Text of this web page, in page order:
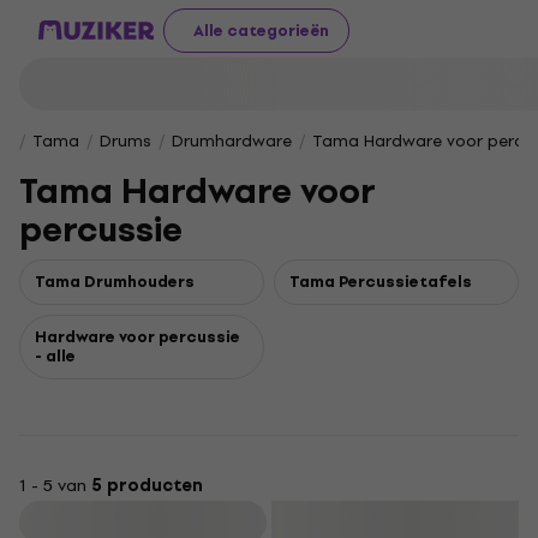
Alle categorieën
Tama Drums Drumhardware Tama Hardware voor
Tama Hardware voor
percussie
Tama Drumhouders Tama Percussietafels
Hardware voor percussie
- alle
1 - 5 van 5 producten